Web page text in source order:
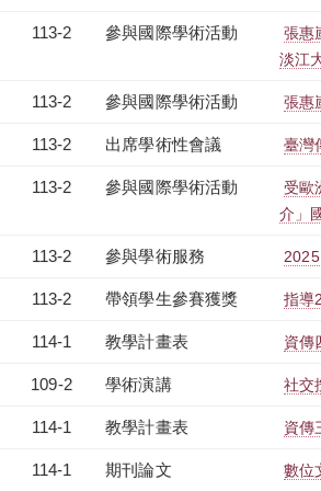
113-2 參與國際學術活動
張惠
淡江
113-2 參與國際學術活動 張惠
113-2 出席學術性會議 臺灣
113-2 參與國際學術活動
受歐
介」
113-2 參與學術服務
113-2 帶領學生參賽獲獎 指導
114-1 教學計畫表 資傳
109-2 學術演講 社交
114-1 教學計畫表 資傳
114-1 期刊論文 數位